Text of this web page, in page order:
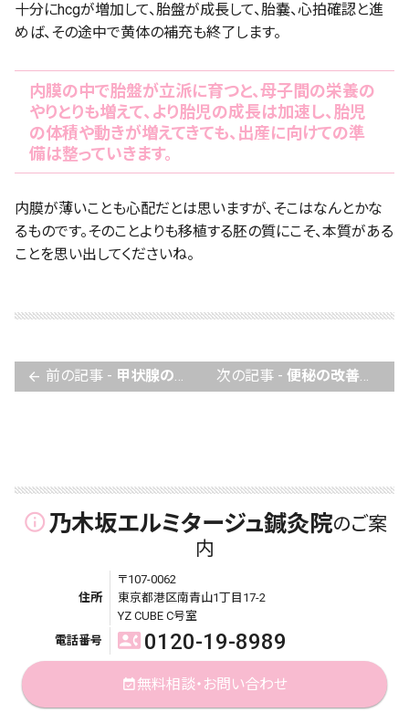
十分にhcgが増加して、胎盤が成長して、胎嚢、心拍確認と進
めば、その途中で黄体の補充も終了します。
内膜の中で胎盤が立派に育つと、母子間の栄養の
やりとりも増えて、より胎児の成長は加速し、胎児
の体積や動きが増えてきても、出産に向けての準
備は整っていきます。
内膜が薄いことも心配だとは思いますが、そこはなんとかな
るものです。そのことよりも移植する胚の質にこそ、本質がある
ことを思い出してくださいね。
arrow_back 前の記事 - 甲状腺の働きと不妊治療。 次の記事 - 便秘の改善は、妊活にプラス！
info_outline 乃木坂エルミタージュ鍼灸院のご案
内
住所
〒107-0062
東京都港区南青山1丁目17-2
YZ CUBE C号室
電話番号
contact_phone 0120-19-8989
event_available無料相談・お問い合わせ